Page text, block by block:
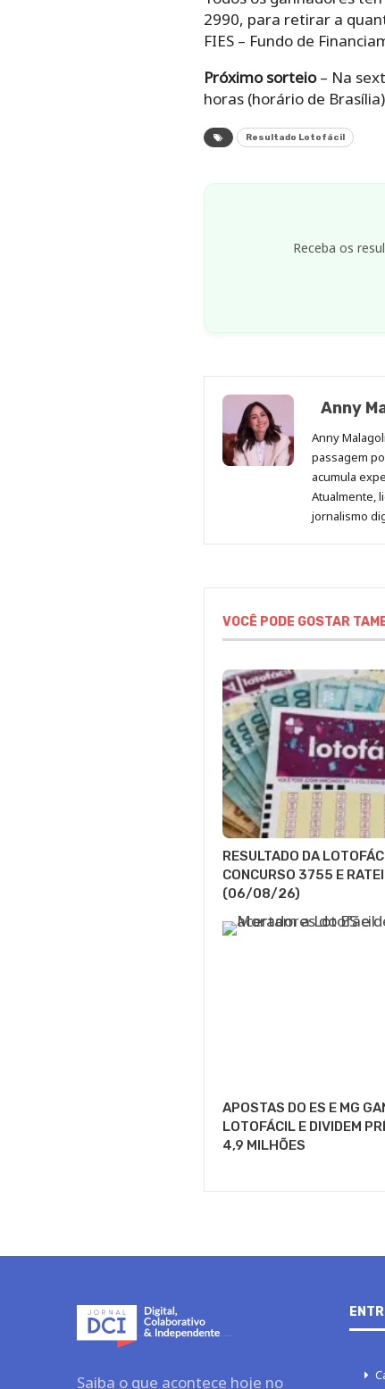
2990, para retirar a
FIES – Fundo de
Próximo sorteio– Na
horas (horário de
Resultado Lotofácil
Receba os
Anny
Anny
passagem
acumula
Atualmente,
jornalismo
VOCÊ PODE GOSTAR
RESULTADO DA
CONCURSO 3755 E
(06/08/26)
APOSTAS DO ES E MG
LOTOFÁCIL E DIVIDEM
4,9 MILHÕES
Saiba o que acontece hoje no